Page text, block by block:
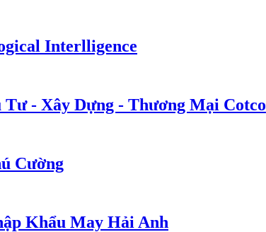
Interlligence
- Xây Dựng - Thương Mại Cotco
Cường
Khẩu May Hải Anh